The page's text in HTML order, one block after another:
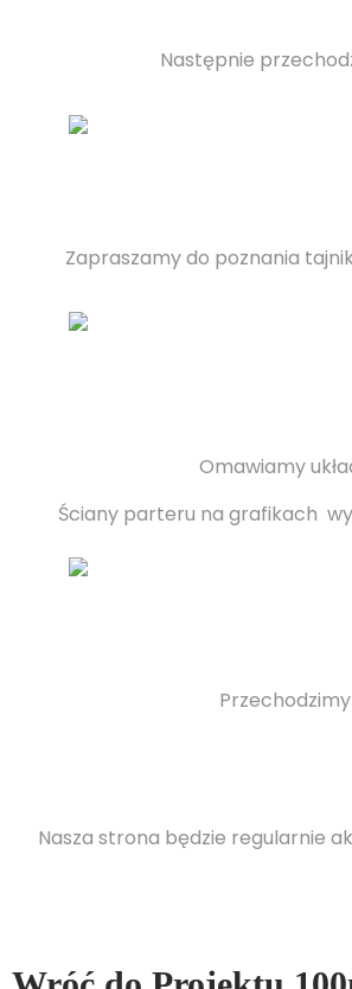
Następnie
Zapraszamy do poznania
Omawiamy
Ściany parteru na grafikach
Nasza strona będzie regularnie